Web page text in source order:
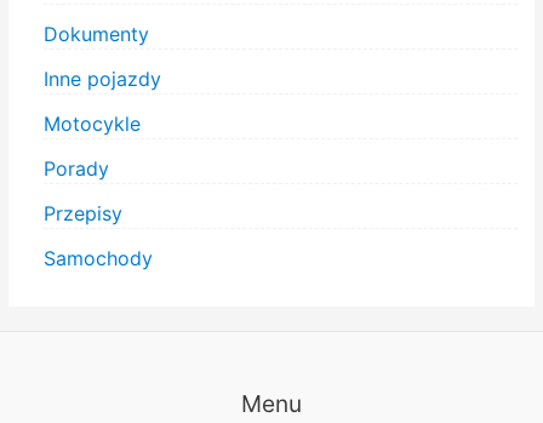
Dokumenty
Inne pojazdy
Motocykle
Porady
Przepisy
Samochody
Menu